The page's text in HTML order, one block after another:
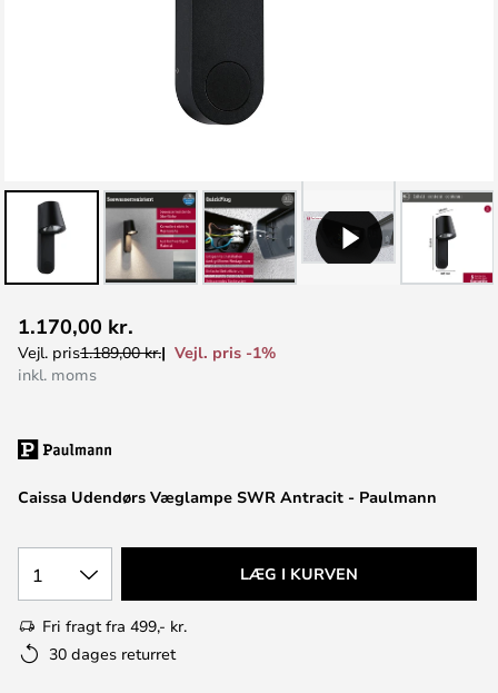
til
starten
Caissa Udendørs Væglampe SWR Antracit - Paulmann
1.170,00 kr.
Vejl. pris1.189,00 kr.
Vejl. pris -1%
inkl. moms
1 LÆG I KURVEN
Fri fragt fra 499,- kr.
30 dages returret